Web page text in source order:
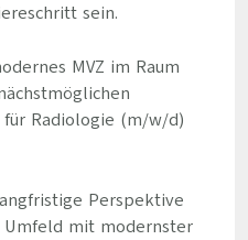
sein.
MVZ im Raum
Radiologie (m/w/d)
Perspektive
mit modernster